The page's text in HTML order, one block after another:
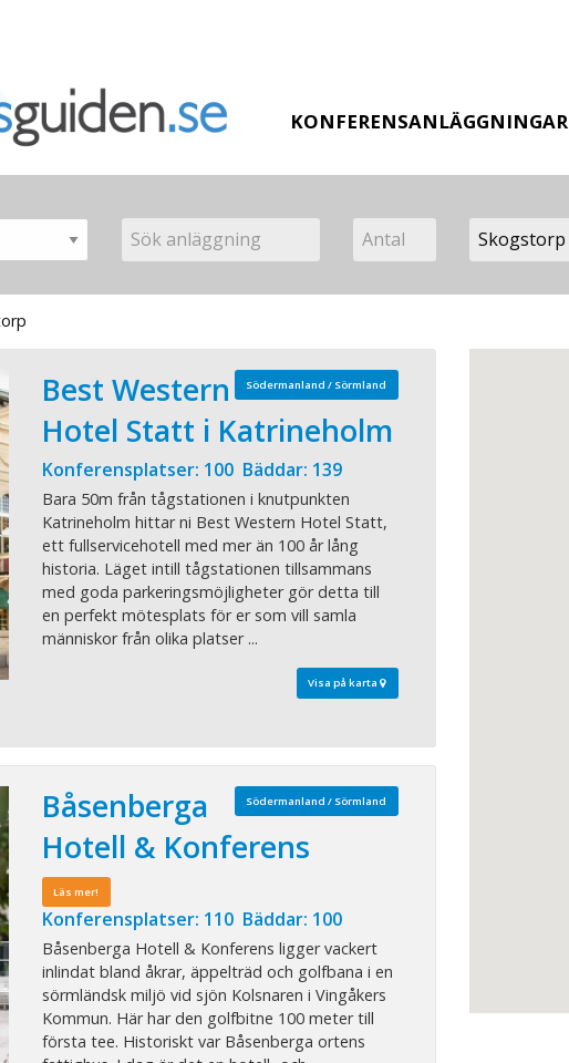
KONFERENSANLÄGGNINGAR
Södermanland / Sörmland
Best Western
Hotel Statt i Katrineholm
Konferensplatser: 100 Bäddar: 139
Bara 50m från tågstationen i knutpunkten
Katrineholm hittar ni Best Western Hotel Statt,
ett fullservicehotell med mer än 100 år lång
historia. Läget intill tågstationen tillsammans
med goda parkeringsmöjligheter gör detta till
en perfekt mötesplats för er som vill samla
människor från olika platser ...
Visa på karta
Södermanland / Sörmland
Båsenberga
Hotell & Konferens
Läs mer!
Konferensplatser: 110 Bäddar: 100
Båsenberga Hotell & Konferens ligger vackert
inlindat bland åkrar, äppelträd och golfbana i en
sörmländsk miljö vid sjön Kolsnaren i Vingåkers
Kommun. Här har den golfbitne 100 meter till
första tee. Historiskt var Båsenberga ortens